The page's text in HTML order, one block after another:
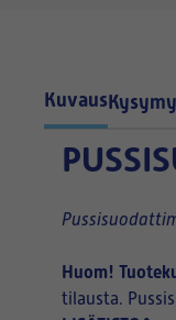
Kuvaus
Huom!
tilausta.